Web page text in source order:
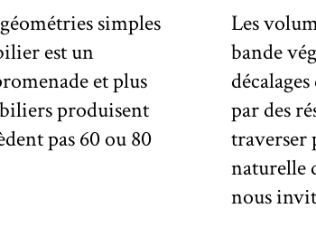
simples
est un
et plus
produisent
pas 60 ou 80
Les
bande
par des
traverser
naturelle
nous